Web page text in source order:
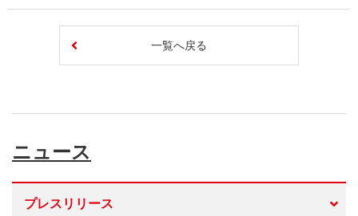
一覧へ戻る
ニュース
プレスリリース